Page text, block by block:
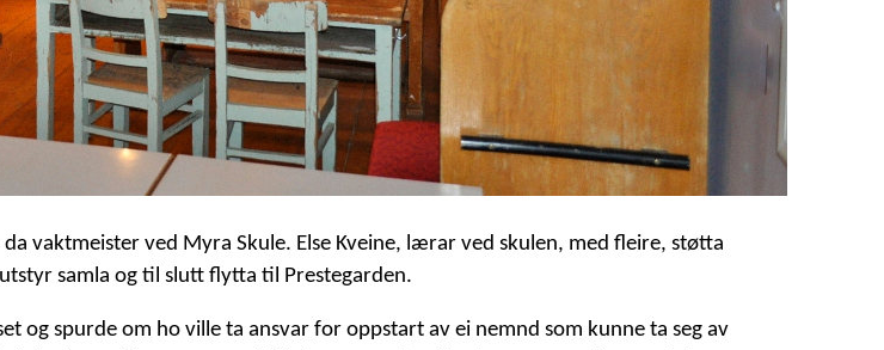
vaktmeister ved Myra Skule. Else Kveine, lærar ved skulen, med fleire, støtta
samla og til slutt flytta til Prestegarden.
og spurde om ho ville ta ansvar for oppstart av ei nemnd som kunne ta seg av